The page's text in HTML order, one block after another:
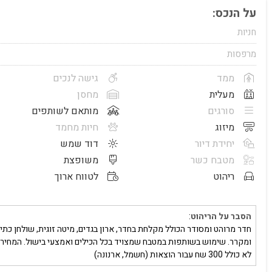
על הנכס:
חניות
מרפסות
ממד
מעלית
סורגים
מיזוג
יחידת דיור
מטבח כשר
ריהוט
גישה לנכים
מחסן
מותאם לשותפים
חיות מחמד
דוד שמש
משופצת
לטווח ארוך
הסבר על הריהוט:
חדר מרוהט ומסודר הכולל מקלחת בחדר, ארון בגדים, מיטה זוגית, שולחן
ומקרר. שימוש בשותפות במטבח שמצויד בכל הכילים ואמצעי בישול. המחיר
לא כולל 300 שח עבור הוצאות (חשמל, ארנונה)